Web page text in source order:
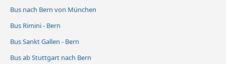
Bus nach Bern von München
Bus Rimini - Bern
Bus Sankt Gallen - Bern
Bus ab Stuttgart nach Bern